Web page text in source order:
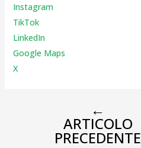
Instagram
TikTok
LinkedIn
Google Maps
X
←
ARTICOLO
PRECEDENTE